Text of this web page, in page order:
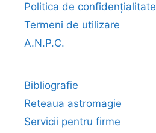
Politica de confidențialitate
Termeni de utilizare
A.N.P.C.
Bibliografie
Reteaua astromagie
Servicii pentru firme